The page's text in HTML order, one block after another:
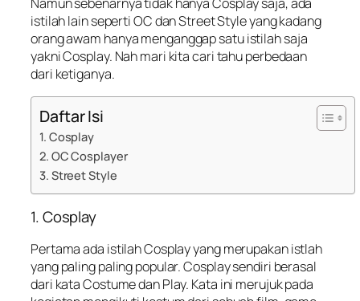
Namun sebenarnya tidak hanya Cosplay saja, ada
istilah lain seperti OC dan Street Style yang kadang
orang awam hanya menganggap satu istilah saja
yakni Cosplay. Nah mari kita cari tahu perbedaan
dari ketiganya.
Daftar Isi
1. Cosplay
2. OC Cosplayer
3. Street Style
1. Cosplay
Pertama ada istilah Cosplay yang merupakan istlah
yang paling paling popular. Cosplay sendiri berasal
dari kata Costume dan Play. Kata ini merujuk pada